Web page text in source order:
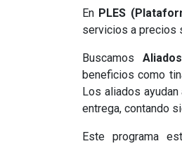
En PLES
servicios a precios
Buscamos
beneficios como
Los aliados
entrega, contando
Este programa